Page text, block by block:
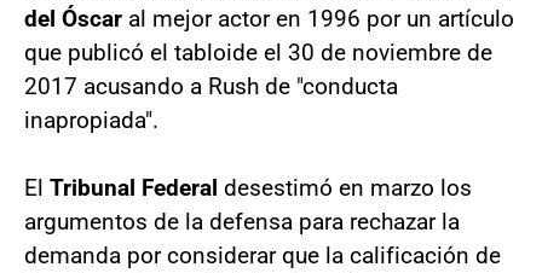
del Óscar al mejor actor en 1996 por un artículo
que publicó el tabloide el 30 de noviembre de
2017 acusando a Rush de "conducta
inapropiada".
El Tribunal Federal desestimó en marzo los
argumentos de la defensa para rechazar la
demanda por considerar que la calificación de